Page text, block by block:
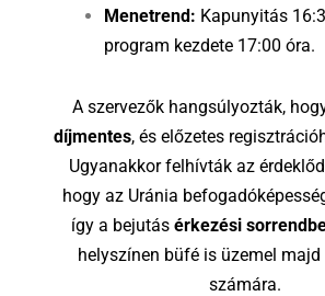
Menetrend: Kapunyitás
program kezdete 17:00 óra.
A szervezők hangsúlyozták,
díjmentes, és előzetes
Ugyanakkor felhívták az
hogy az Uránia
így a bejutás érkezési
helyszínen büfé is üzemel
számára.